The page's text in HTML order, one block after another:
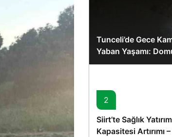
Tunceli’de Gece
Yaban Yaşamı:
Karede
2
Siirt’te Sağlık
Kapasitesi Artırımı